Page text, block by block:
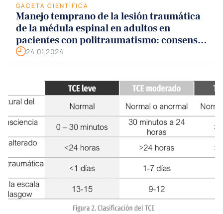
GACETA CIENTÍFICA
Manejo temprano de la lesión traumática
de la médula espinal en adultos en
pacientes con politraumatismo: consenso
y recomendaciones clínicas desarrolladas
Asociación Europea de Sociedades de
Neurocirugía (EANS)
24.01.2024